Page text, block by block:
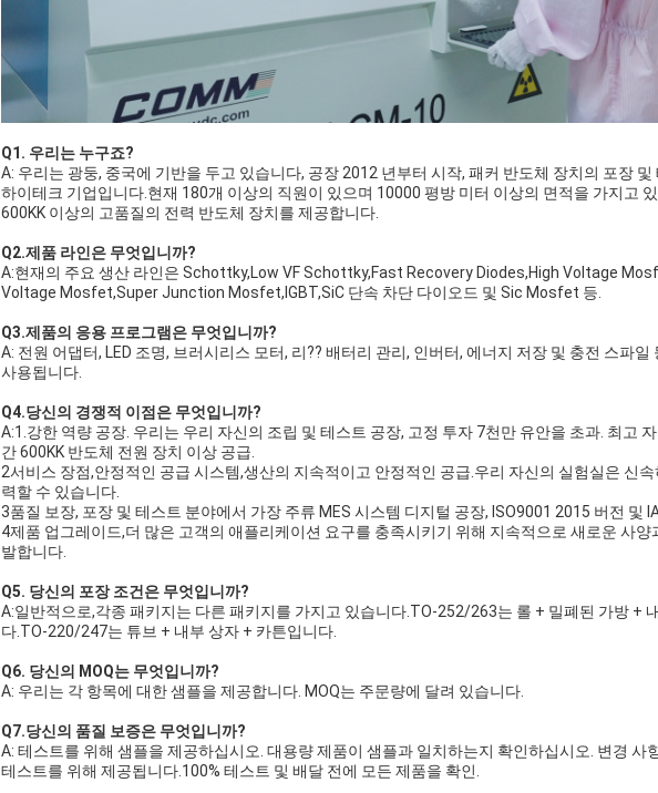
Q1. 우리는 누구죠?
A: 우리는 광둥, 중국에 기반을 두고 있습니다, 공장 2012 년부터 시작, 패커 반도체 장치의 포장
하이테크 기업입니다.현재 180개 이상의 직원이 있으며 10000 평방 미터 이상의 면적을 가지고
600KK 이상의 고품질의 전력 반도체 장치를 제공합니다.
Q2.제품 라인은 무엇입니까?
A:현재의 주요 생산 라인은 Schottky,Low VF Schottky,Fast Recovery Diodes,High Voltage
Voltage Mosfet,Super Junction Mosfet,IGBT,SiC 단속 차단 다이오드 및 Sic Mosfet 등.
Q3.제품의 응용 프로그램은 무엇입니까?
A: 전원 어댑터, LED 조명, 브러시리스 모터, 리?? 배터리 관리, 인버터, 에너지 저장 및 충전 스파일
사용됩니다.
Q4.당신의 경쟁적 이점은 무엇입니까?
A:1.강한 역량 공장. 우리는 우리 자신의 조립 및 테스트 공장, 고정 투자 7천만 유안을 초과. 최고
간 600KK 반도체 전원 장치 이상 공급.
2서비스 장점,안정적인 공급 시스템,생산의 지속적이고 안정적인 공급.우리 자신의 실험실은 신
력할 수 있습니다.
3품질 보장, 포장 및 테스트 분야에서 가장 주류 MES 시스템 디지털 공장, ISO9001 2015 버전 및
4제품 업그레이드,더 많은 고객의 애플리케이션 요구를 충족시키기 위해 지속적으로 새로운 사양
발합니다.
Q5. 당신의 포장 조건은 무엇입니까?
A:일반적으로,각종 패키지는 다른 패키지를 가지고 있습니다.TO-252/263는 롤 + 밀폐된 가방 +
다.TO-220/247는 튜브 + 내부 상자 + 카튼입니다.
Q6. 당신의 MOQ는 무엇입니까?
A: 우리는 각 항목에 대한 샘플을 제공합니다. MOQ는 주문량에 달려 있습니다.
Q7.당신의 품질 보증은 무엇입니까?
A: 테스트를 위해 샘플을 제공하십시오. 대용량 제품이 샘플과 일치하는지 확인하십시오. 변경 사
테스트를 위해 제공됩니다.100% 테스트 및 배달 전에 모든 제품을 확인.